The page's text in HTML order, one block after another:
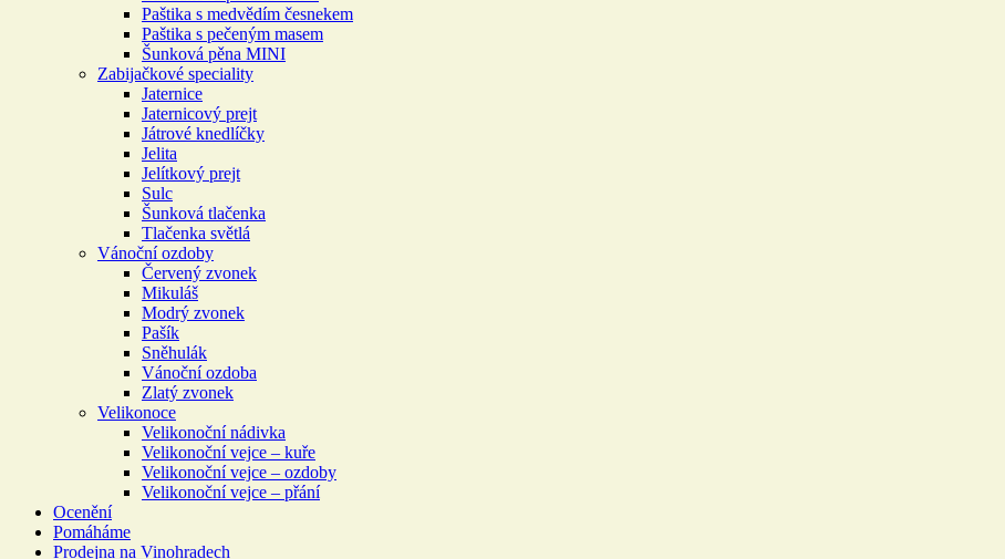
Paštika s medvědím česnekem
Paštika s pečeným masem
Šunková pěna MINI
Zabijačkové speciality
Jaternice
Jaternicový prejt
Játrové knedlíčky
Jelita
Jelítkový prejt
Sulc
Šunková tlačenka
Tlačenka světlá
Vánoční ozdoby
Červený zvonek
Mikuláš
Modrý zvonek
Pašík
Sněhulák
Vánoční ozdoba
Zlatý zvonek
Velikonoce
Velikonoční nádivka
Velikonoční vejce – kuře
Velikonoční vejce – ozdoby
Velikonoční vejce – přání
Ocenění
Pomáháme
Prodejna na Vinohradech